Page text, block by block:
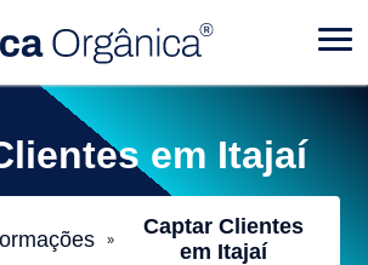
em Itajaí
»
Captar Clientes
em Itajaí